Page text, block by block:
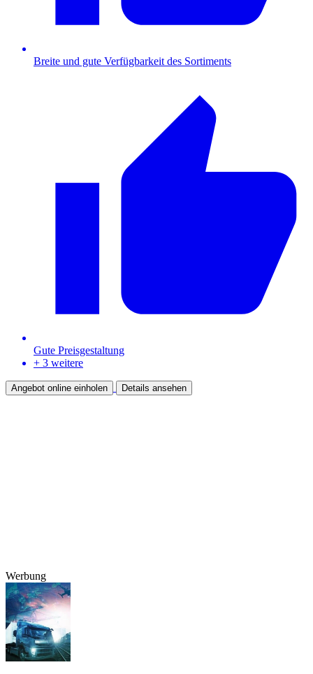
Breite und gute Verfügbarkeit des Sortiments
Gute Preisgestaltung
+ 3 weitere
Angebot online einholen Details ansehen
Werbung